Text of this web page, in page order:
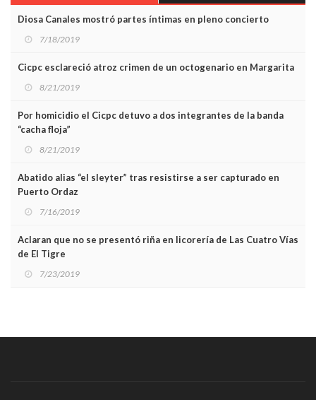
Diosa Canales mostró partes íntimas en pleno concierto
7/18/2019
Cicpc esclareció atroz crimen de un octogenario en Margarita
8/21/2019
Por homicidio el Cicpc detuvo a dos integrantes de la banda
“cacha floja”
8/21/2019
Abatido alias “el sleyter” tras resistirse a ser capturado en
Puerto Ordaz
7/16/2019
Aclaran que no se presentó riña en licorería de Las Cuatro Vías
de El Tigre
7/23/2019